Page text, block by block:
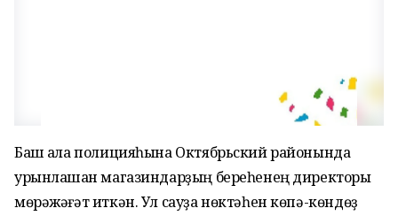
Баш ҡала полицияһына Октябрьский районында
урынлашҡан магазиндарҙың береһенең директоры
мөрәжәғәт иткән. Ул сауҙа нөктәһен көпә-көндөҙ